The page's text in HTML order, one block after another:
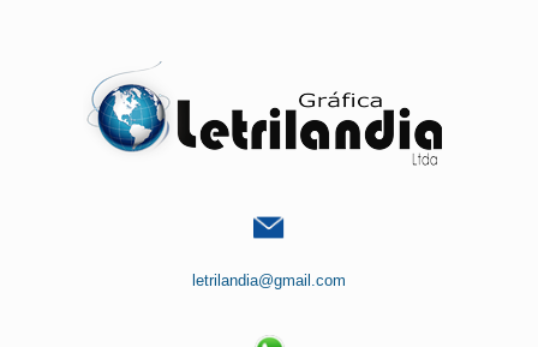
letrilandia@gmail.com